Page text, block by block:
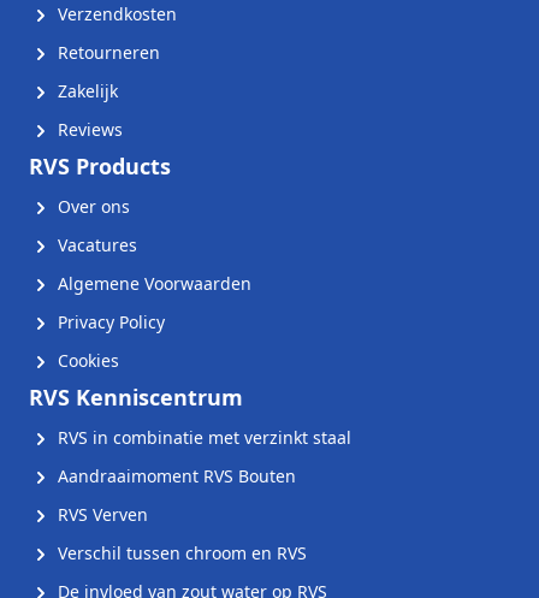
Verzendkosten
Retourneren
Zakelijk
Reviews
RVS Products
Over ons
Vacatures
Algemene Voorwaarden
Privacy Policy
Cookies
RVS Kenniscentrum
RVS in combinatie met verzinkt staal
Aandraaimoment RVS Bouten
RVS Verven
Verschil tussen chroom en RVS
De invloed van zout water op RVS